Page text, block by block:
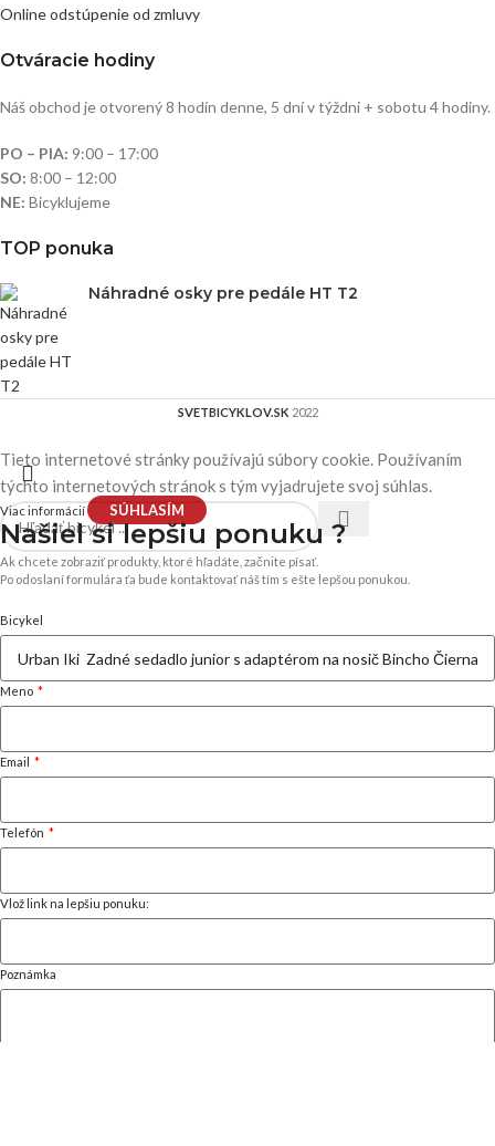
Online odstúpenie od zmluvy
Otváracie hodiny
Náš obchod je otvorený 8 hodín denne, 5 dní v týždni + sobotu 4 hodiny.
PO – PIA: 9:00 – 17:00
SO: 8:00 – 12:00
NE: Bicyklujeme
TOP ponuka
Náhradné osky pre pedále HT T2
SVETBICYKLOV.SK 2022
Ak chcete zobraziť produkty, ktoré hľadáte, začnite písať.
Tieto internetové stránky používajú súbory cookie. Používaním
týchto internetových stránok s tým vyjadrujete svoj súhlas.
Viac informácií SÚHLASÍM
Našiel silepšiu ponuku ?
Po odoslaní formulára ťa bude kontaktovať náš tím s ešte lepšou ponukou.
Bicykel
Meno
Email
Telefón
Vlož link na lepšiu ponuku:
Poznámka